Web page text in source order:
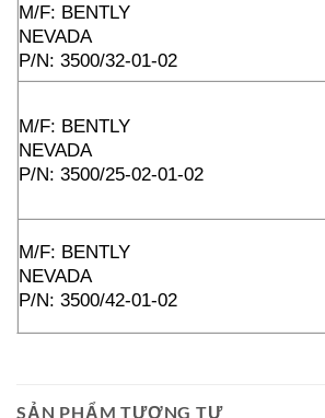
M/F: BENTLY
NEVADA
P/N: 3500/32-01-02
M/F: BENTLY
NEVADA
P/N: 3500/25-02-01-02
M/F: BENTLY
NEVADA
P/N: 3500/42-01-02
SẢN PHẨM TƯƠNG TỰ